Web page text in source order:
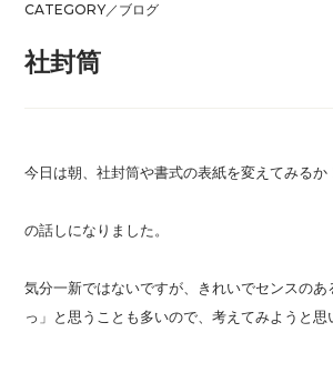
CATEGORY／ ブログ
社封筒
今日は朝、社封筒や書式の表紙を変えてみるか
の話しになりました。
気分一新ではないですが、きれいでセンスのあ
っ」と思うことも多いので、考えてみようと思